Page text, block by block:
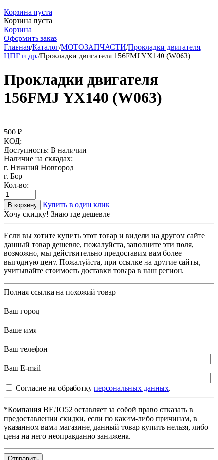
Корзина пуста
Корзина пуста
Корзина
Оформить заказ
Главная/Каталог/МОТОЗАПЧАСТИ/Прокладки двигателя,
ЦПГ и др./Прокладки двигателя 156FMJ YX140 (W063)
Прокладки двигателя
156FMJ YX140 (W063)
500 ₽
КОД:
Доступность: В наличии
Наличие на складах:
г. Нижний Новгород
г. Бор
Кол-во:
В корзину
Купить в один клик
Хочу скидку! Знаю где дешевле
Если вы хотите купить этот товар и видели на другом сайте
данный товар дешевле, пожалуйста, заполните эти поля,
возможно, мы действительно предоставим вам более
выгодную цену. Пожалуйста, при ссылке на другие сайты,
учитывайте стоимость доставки товара в наш регион.
Полная ссылка на похожий товар
Ваш город
Ваше имя
Ваш телефон
Ваш E-mail
Согласие на обработку персональных данных.
*Компания ВЕЛО52 оставляет за собой право отказать в
предоставлении скидки, если по каким-либо причинам, в
указанном вами магазине, данный товар купить нельзя, либо
цена на него неоправданно занижена.
Отправить